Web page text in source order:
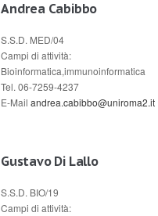
Andrea Cabibbo
S.S.D. MED/04
Campi di attività:
Bioinformatica,immunoinformatica
Tel. 06-7259-4237
E-Mail andrea.cabibbo@uniroma2.it
Gustavo Di Lallo
S.S.D. BIO/19
Campi di attività: